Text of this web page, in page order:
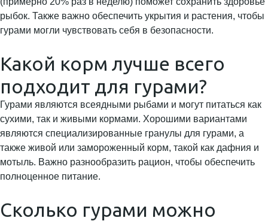
рыбок. Также важно обеспечить укрытия и растения, чтобы
гурами могли чувствовать себя в безопасности.
Какой корм лучше всего
подходит для гурами?
Гурами являются всеядными рыбами и могут питаться как
сухими, так и живыми кормами. Хорошими вариантами
являются специализированные гранулы для гурами, а
также живой или замороженный корм, такой как дафния и
мотыль. Важно разнообразить рацион, чтобы обеспечить
полноценное питание.
Сколько гурами можно